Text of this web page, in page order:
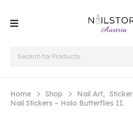
Home Shop Nail Art, Sticker
Nail Stickers – Holo Butterflies II.